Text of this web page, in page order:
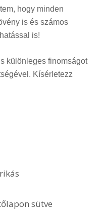
hogy minden
is és számos
is!
különleges finomságot
Kísérletezz
sütve